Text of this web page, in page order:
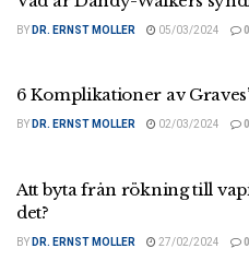
BY DR. ERNST MOLLER 05/03/2024 0
6 Komplikationer av
BY DR. ERNST MOLLER 02/03/2024 0
Att byta från rökning till
det?
BY DR. ERNST MOLLER 27/02/2024 0